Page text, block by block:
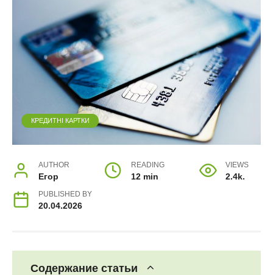
КРЕДИТНІ КАРТКИ
AUTHOR
Егор
READING
12 min
VIEWS
2.4k.
PUBLISHED BY
20.04.2026
Содержание статьи